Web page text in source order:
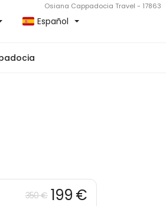
Osiana Cappadocia Travel - 17863
Español
350 € 199 €